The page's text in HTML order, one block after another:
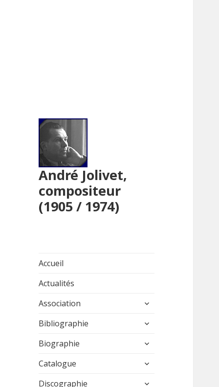
André Jolivet,
compositeur
(1905 / 1974)
Accueil
Actualités
Association
ouvrir
sous-
Bibliographie
ouvrir
sous-
Biographie
ouvrir
sous-
Catalogue
ouvrir
sous-
Discographie
ouvrir